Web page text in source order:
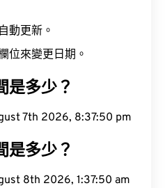
動更新。
位來變更日期。
是多少？
7th 2026, 8:37:50 pm
是多少？
8th 2026, 1:37:50 am